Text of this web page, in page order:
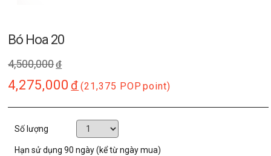
Bó Hoa 20
4,500,000đ
4,275,000 đ (21,375 POP point)
Số lượng
Hạn sử dụng90 ngày (kể từ ngày mua)